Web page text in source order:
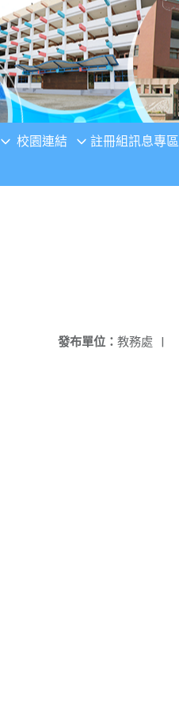
校園連結 註冊組訊息專區
發布單位： 教務處 |